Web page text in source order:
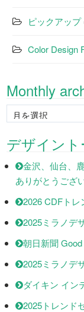
ピックアップ
Color Design
Monthly
Monthly
archives
デザイント
金沢、仙台、
ありがとうござ
2026 CDFト
2025ミラノデ
朝日新聞
2025ミラノデ
ダイキン イン
2025トレンド